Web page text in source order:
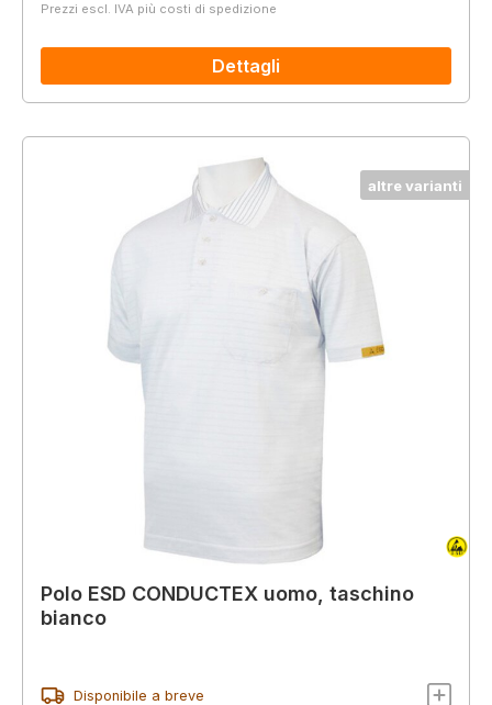
Prezzi escl. IVA più costi di spedizione
Dettagli
altre varianti
Polo ESD CONDUCTEX uomo, taschino
bianco
Disponibile a breve